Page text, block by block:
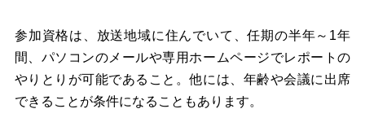
参加資格は、放送地域に住んでいて、任期の半年～1年
間、パソコンのメールや専用ホームページでレポートの
やりとりが可能であること。他には、年齢や会議に出席
できることが条件になることもあります。